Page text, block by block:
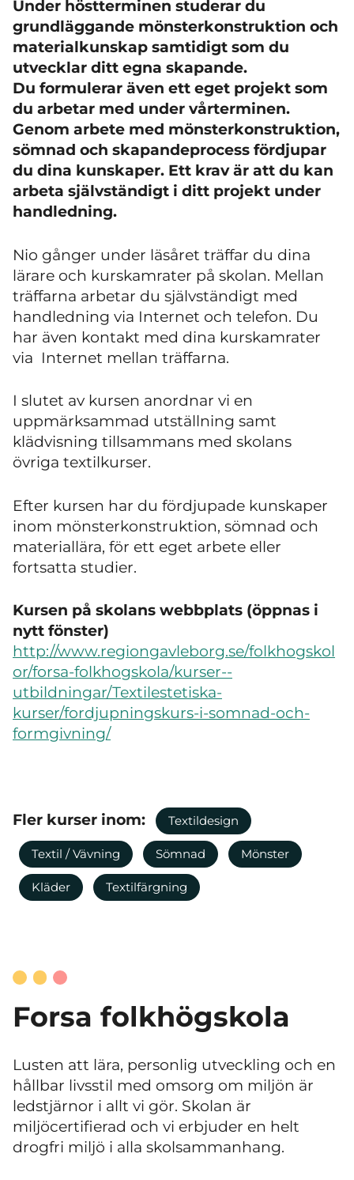
Under höstterminen studerar du
grundläggande mönsterkonstruktion och
materialkunskap samtidigt som du
utvecklar ditt egna skapande.
Du formulerar även ett eget projekt som
du arbetar med under vårterminen.
Genom arbete med mönsterkonstruktion,
sömnad och skapandeprocess fördjupar
du dina kunskaper. Ett krav är att du kan
arbeta självständigt i ditt projekt under
handledning.
Nio gånger under läsåret träffar du dina
lärare och kurskamrater på skolan. Mellan
träffarna arbetar du självständigt med
handledning via Internet och telefon. Du
har även kontakt med dina kurskamrater
via Internet mellan träffarna.
I slutet av kursen anordnar vi en
uppmärksammad utställning samt
klädvisning tillsammans med skolans
övriga textilkurser.
Efter kursen har du fördjupade kunskaper
inom mönsterkonstruktion, sömnad och
materiallära, för ett eget arbete eller
fortsatta studier.
Kursen på skolans webbplats (öppnas i
nytt fönster)
http://www.regiongavleborg.se/folkhogskol
or/forsa-folkhogskola/kurser--
utbildningar/Textilestetiska-
kurser/fordjupningskurs-i-somnad-och-
formgivning/
Fler kurser inom: Textildesign
Textil / Vävning Sömnad Mönster
Kläder Textilfärgning
Forsa folkhögskola
Lusten att lära, personlig utveckling och en
hållbar livsstil med omsorg om miljön är
ledstjärnor i allt vi gör. Skolan är
miljöcertifierad och vi erbjuder en helt
drogfri miljö i alla skolsammanhang.